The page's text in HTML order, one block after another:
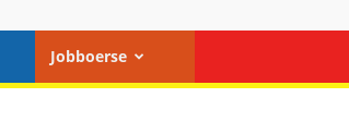
Jobboerse